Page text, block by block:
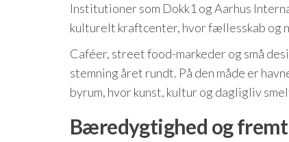
Institutioner som Dokk1 og Aarhus
kulturelt kraftcenter, hvor fællesskab og
Caféer, street food-markeder og små
stemning året rundt. På den måde er
byrum, hvor kunst, kultur og dagligliv
Bæredygtighed og